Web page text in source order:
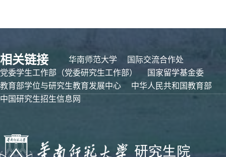
相关链接 华南师范大学
国际交流合作处
党委学生工作部（党委研究生工作部）
国家留学基金委
教育部学位与研究生教育发展中心
中华人民共和国教育部
中国研究生招生信息网